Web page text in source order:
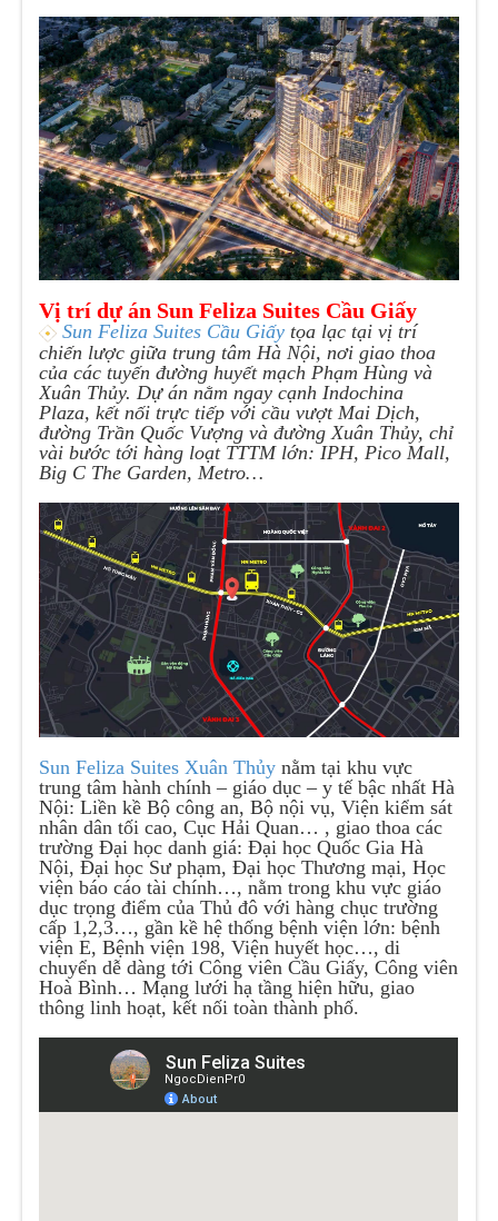
Vị trí dự án Sun Feliza Suites Cầu Giấy
Sun Feliza Suites Cầu Giấy tọa lạc tại vị trí
chiến lược giữa trung tâm Hà Nội, nơi giao thoa
của các tuyến đường huyết mạch Phạm Hùng và
Xuân Thủy. Dự án nằm ngay cạnh Indochina
Plaza, kết nối trực tiếp với cầu vượt Mai Dịch,
đường Trần Quốc Vượng và đường Xuân Thủy, chỉ
vài bước tới hàng loạt TTTM lớn: IPH, Pico Mall,
Big C The Garden, Metro…
Sun Feliza Suites Xuân Thủy nằm tại khu vực
trung tâm hành chính – giáo dục – y tế bậc nhất Hà
Nội: Liền kề Bộ công an, Bộ nội vụ, Viện kiểm sát
nhân dân tối cao, Cục Hải Quan… , giao thoa các
trường Đại học danh giá: Đại học Quốc Gia Hà
Nội, Đại học Sư phạm, Đại học Thương mại, Học
viện báo cáo tài chính…, nằm trong khu vực giáo
dục trọng điểm của Thủ đô với hàng chục trường
cấp 1,2,3…, gần kề hệ thống bệnh viện lớn: bệnh
viện E, Bệnh viện 198, Viện huyết học…, di
chuyển dễ dàng tới Công viên Cầu Giấy, Công viên
Hoà Bình… Mạng lưới hạ tầng hiện hữu, giao
thông linh hoạt, kết nối toàn thành phố.